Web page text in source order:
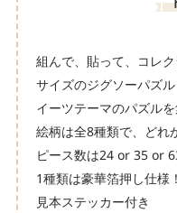
組んで、貼って、コレ
サイズのジグソーパズ
イーツテーマのパズルを
絵柄は全8種類で、どれ
ピース数は24 or 35 or
1種類は豪華箔押し仕様！
見本ステッカー付き